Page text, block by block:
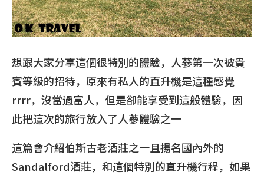
想跟大家分享這個很特別的體驗，人蔘第一次被貴
賓等級的招待，原來有私人的直升機是這種感覺
rrrr，沒當過富人，但是卻能享受到這般體驗，因
此把這次的旅行放入了人蔘體驗之一
這篇會介紹伯斯古老酒莊之一且揚名國內外的
Sandalford酒莊，和這個特別的直升機行程，如果